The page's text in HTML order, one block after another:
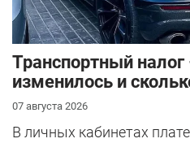
Транспортный
изменилось и
07 августа 2026
В личных кабинетах